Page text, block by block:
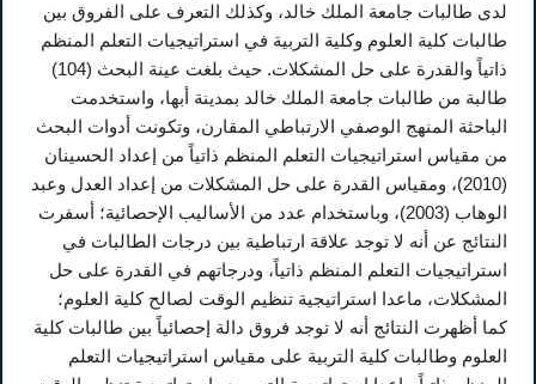
لدى طالبات جامعة الملك خالد، وكذلك التعرف على الفروق بين
طالبات كلية العلوم وكلية التربية في استراتيجيات التعلم المنظم
ذاتياً والقدرة على حل المشكلات. حيث بلغت عينة البحث (104)
طالبة من طالبات جامعة الملك خالد بمدينة أبها، واستخدمت
الباحثة المنهج الوصفي الارتباطي المقارن، وتكونت أدوات البحث
من مقياس استراتيجيات التعلم المنظم ذاتياً من إعداد الحسينان
(2010)، ومقياس القدرة على حل المشكلات من إعداد العدل وعبد
الوهاب (2003)، وباستخدام عدد من الأساليب الإحصائية؛ أسفرت
النتائج عن أنه لا توجد علاقة ارتباطية بين درجات الطالبات في
استراتيجيات التعلم المنظم ذاتياً، ودرجاتهم في القدرة على حل
المشكلات، ماعدا استراتيجية تنظيم الوقت لصالح كلية العلوم؛
كما أظهرت النتائج أنه لا توجد فروق دالة إحصائياً بين طالبات كلية
العلوم وطالبات كلية التربية على مقياس استراتيجيات التعلم